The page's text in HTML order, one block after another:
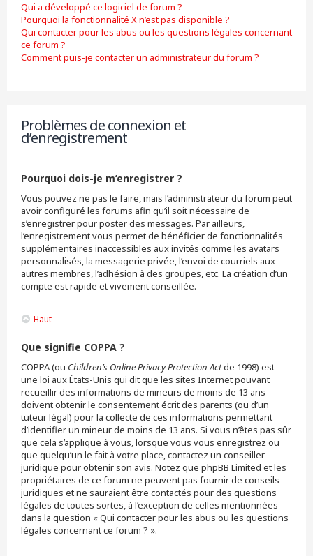
Qui a développé ce logiciel de forum ?
Pourquoi la fonctionnalité X n’est pas disponible ?
Qui contacter pour les abus ou les questions légales concernant
ce forum ?
Comment puis-je contacter un administrateur du forum ?
Problèmes de connexion et
d’enregistrement
Pourquoi dois-je m’enregistrer ?
Vous pouvez ne pas le faire, mais l’administrateur du forum peut
avoir configuré les forums afin qu’il soit nécessaire de
s’enregistrer pour poster des messages. Par ailleurs,
l’enregistrement vous permet de bénéficier de fonctionnalités
supplémentaires inaccessibles aux invités comme les avatars
personnalisés, la messagerie privée, l’envoi de courriels aux
autres membres, l’adhésion à des groupes, etc. La création d’un
compte est rapide et vivement conseillée.
Haut
Que signifie COPPA ?
COPPA (ou Children’s Online Privacy Protection Actde 1998) est
une loi aux États-Unis qui dit que les sites Internet pouvant
recueillir des informations de mineurs de moins de 13 ans
doivent obtenir le consentement écrit des parents (ou d’un
tuteur légal) pour la collecte de ces informations permettant
d’identifier un mineur de moins de 13 ans. Si vous n’êtes pas sûr
que cela s’applique à vous, lorsque vous vous enregistrez ou
que quelqu’un le fait à votre place, contactez un conseiller
juridique pour obtenir son avis. Notez que phpBB Limited et les
propriétaires de ce forum ne peuvent pas fournir de conseils
juridiques et ne sauraient être contactés pour des questions
légales de toutes sortes, à l’exception de celles mentionnées
dans la question « Qui contacter pour les abus ou les questions
légales concernant ce forum ? ».